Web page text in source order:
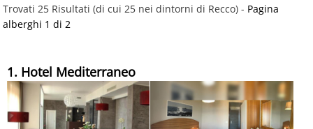
Trovati 25 Risultati (di cui 25 nei dintorni di Recco) - Pagina
alberghi 1 di 2
1. Hotel Mediterraneo